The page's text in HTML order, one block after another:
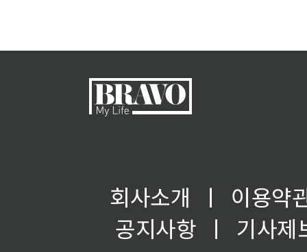
회사소개 ㅣ
이용약
공지사항
ㅣ
기사제